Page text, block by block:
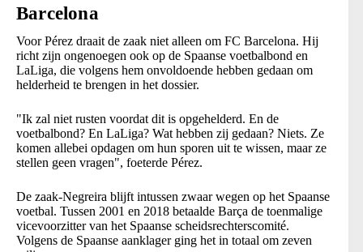
Barcelona
Voor Pérez draait de zaak niet alleen om FC Barcelona. Hij
richt zijn ongenoegen ook op de Spaanse voetbalbond en
LaLiga, die volgens hem onvoldoende hebben gedaan om
helderheid te brengen in het dossier.
"Ik zal niet rusten voordat dit is opgehelderd. En de
voetbalbond? En LaLiga? Wat hebben zij gedaan? Niets. Ze
komen allebei opdagen om hun sporen uit te wissen, maar ze
stellen geen vragen", foeterde Pérez.
De zaak-Negreira blijft intussen zwaar wegen op het Spaanse
voetbal. Tussen 2001 en 2018 betaalde Barça de toenmalige
vicevoorzitter van het Spaanse scheidsrechterscomité.
Volgens de Spaanse aanklager ging het in totaal om zeven